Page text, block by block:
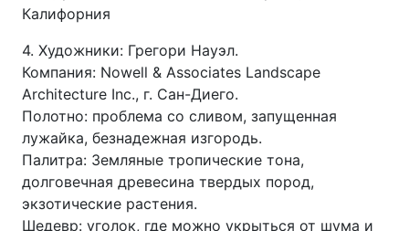
4. Художники: Грегори Науэл.
Компания: Nowell & Associates Landscape
Architecture Inc., г. Сан-Диего.
Полотно: проблема со сливом, запущенная
лужайка, безнадежная изгородь.
Палитра: Земляные тропические тона,
долговечная древесина твердых пород,
экзотические растения.
Шедевр: уголок, где можно укрыться от шума и